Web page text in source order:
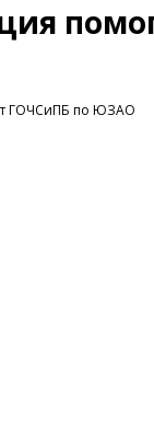
ГОЧСиПБ по ЮЗАО